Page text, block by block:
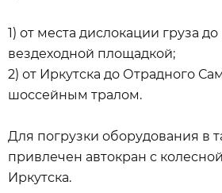
1) от места дислокации груза до
вездеходной площадкой;
2) от Иркутска до Отрадного
шоссейным тралом.
Для погрузки оборудования в
привлечен автокран с
Иркутска.